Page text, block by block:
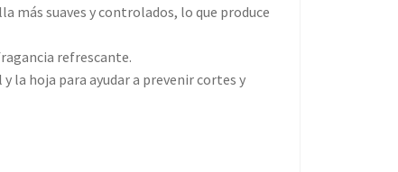
más suaves y controlados, lo que produce
refrescante.
la hoja para ayudar a prevenir cortes y